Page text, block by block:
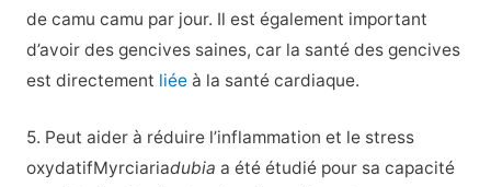
de camu camu par jour. Il est également important
d’avoir des gencives saines, car la santé des gencives
est directement liéeà la santé cardiaque.
5. Peut aider à réduire l’inflammation et le stress
oxydatifMyrciariadubia a été étudié pour sa capacité